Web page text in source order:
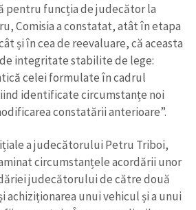
pentru funcția de judecător la
Comisia a constatat, atât în etapa
și în cea de reevaluare, că aceasta
integritate stabilite de lege:
celei formulate în cadrul
identificate circumstanțe noi
constatării anterioare”.
a judecătorului Petru Triboi,
circumstanțele acordării unor
judecătorului de către două
achiziționarea unui vehicul și a unui